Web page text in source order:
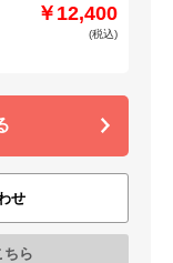
￥12,400
(税込)
せ
ちら